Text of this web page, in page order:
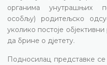
органима унутрашњих
особљу) родитељско
уколико постоје
да брине о дјетету.
Подносилац представке